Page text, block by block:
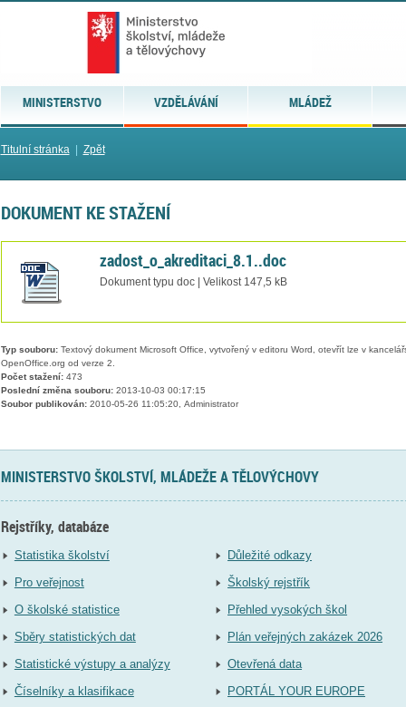
MINISTERSTVO VZDĚLÁVÁNÍ MLÁDEŽ
Titulní stránka| Zpět
DOKUMENT KE STAŽENÍ
zadost_o_akreditaci_8.1..doc
Dokument typu doc | Velikost 147,5 kB
Typ souboru:Textový dokument Microsoft Office, vytvořený v editoru Word, otevřít lze v
OpenOffice.org od verze 2.
Počet stažení:473
Poslední změna souboru:2013-10-03 00:17:15
Soubor publikován:2010-05-26 11:05:20, Administrator
MINISTERSTVO ŠKOLSTVÍ, MLÁDEŽE A TĚLOVÝCHOVY
Rejstříky, databáze
Statistika školství
Pro veřejnost
O školské statistice
Sběry statistických dat
Statistické výstupy a analýzy
Číselníky a klasifikace
Důležité odkazy
Školský rejstřík
Přehled vysokých škol
Plán veřejných zakázek 2026
Otevřená data
PORTÁL YOUR EUROPE